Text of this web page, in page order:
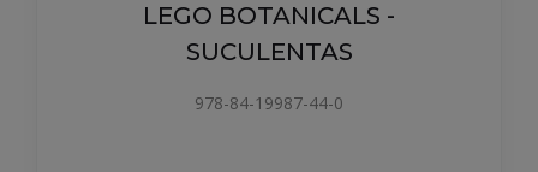
LEGO BOTANICALS -
SUCULENTAS
978-84-19987-44-0